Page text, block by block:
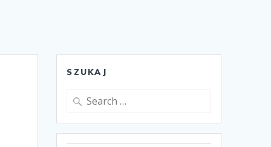
SZUKAJ
Search